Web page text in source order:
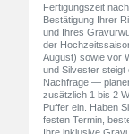
Fertigungszeit nach
Bestätigung Ihrer
und Ihres
der
August) sowie vor
und Silvester steigt
Nachfrage —
zusätzlich 1 bis 2
Puffer ein. Haben
festen Termin,